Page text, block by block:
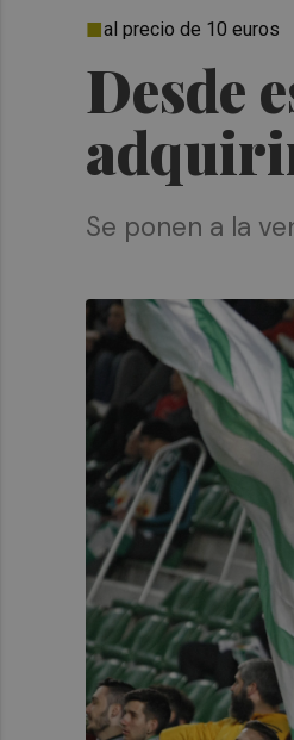
Desde
al precio de 10 euros
Se ponen a la